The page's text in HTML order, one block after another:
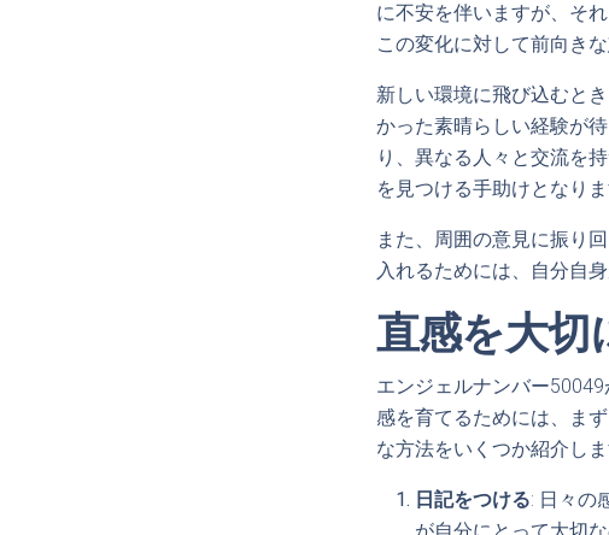
に不安を伴いますが、そ
この変化に対して前向き
新しい環境に飛び込むと
かった素晴らしい経験が
り、異なる人々と交流を
を見つける手助けとなりま
また、周囲の意見に振り
入れるためには、自分自
直感を大切
エンジェルナンバー
感を育てるためには、ま
な方法をいくつか紹介しま
日記をつける: 日々の